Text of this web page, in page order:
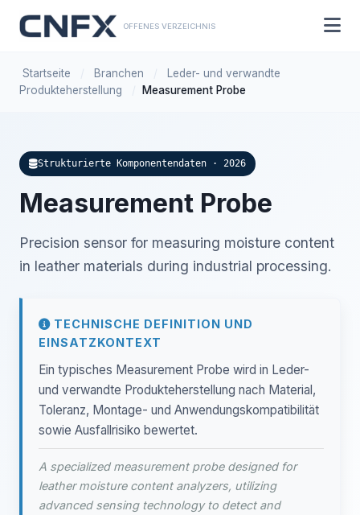
OFFENES VERZEICHNIS
Startseite Branchen
Leder- und verwandte
Produkteherstellung
Measurement Probe
Strukturierte Komponentendaten · 2026
Measurement Probe
Precision sensor for measuring moisture content
in leather materials during industrial processing.
TECHNISCHE DEFINITION UND
EINSATZKONTEXT
Ein typisches Measurement Probe wird in Leder-
und verwandte Produkteherstellung nach Material,
Toleranz, Montage- und Anwendungskompatibilität
sowie Ausfallrisiko bewertet.
A specialized measurement probe designed for
leather moisture content analyzers, utilizing
advanced sensing technology to detect and